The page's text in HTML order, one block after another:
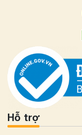
Hỗ trợ